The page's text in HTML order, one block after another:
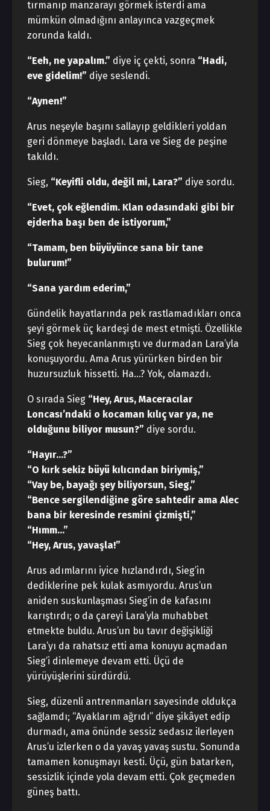
tırmanıp manzarayı görmek isterdi ama
mümkün olmadığını anlayınca vazgeçmek
zorunda kaldı.
“Eeh, ne yapalım.” diye iç çekti, sonra “Hadi,
eve gidelim!” diye seslendi.
“Aynen!”
Arus neşeyle başını sallayıp geldikleri yoldan
geri dönmeye başladı. Lara ve Sieg de peşine
takıldı.
Sieg, “Keyifli oldu, değil mi, Lara?” diye sordu.
“Evet, çok eğlendim. Klan odasındaki gibi bir
ejderha başı ben de istiyorum,”
“Tamam, ben büyüyünce sana bir tane
bulurum!”
“Sana yardım ederim,”
Gündelik hayatlarında pek rastlamadıkları onca
şeyi görmek üç kardeşi de mest etmişti. Özellikle
Sieg çok heyecanlanmıştı ve durmadan Lara’yla
konuşuyordu. Ama Arus yürürken birden bir
huzursuzluk hissetti. Ha…? Yok, olamazdı.
O sırada Sieg “Hey, Arus, Maceracılar
Loncası’ndaki o kocaman kılıç var ya, ne
olduğunu biliyor musun?” diye sordu.
“Hayır…?”
“O kırk sekiz büyü kılıcından biriymiş,”
“Vay be, bayağı şey biliyorsun, Sieg,”
“Bence sergilendiğine göre sahtedir ama Alec
bana bir keresinde resmini çizmişti,”
“Hımm…”
“Hey, Arus, yavaşla!”
Arus adımlarını iyice hızlandırdı, Sieg’in
dediklerine pek kulak asmıyordu. Arus’un
aniden suskunlaşması Sieg’in de kafasını
karıştırdı; o da çareyi Lara’yla muhabbet
etmekte buldu. Arus’un bu tavır değişikliği
Lara’yı da rahatsız etti ama konuyu açmadan
Sieg’i dinlemeye devam etti. Üçü de
yürüyüşlerini sürdürdü.
Sieg, düzenli antrenmanları sayesinde oldukça
sağlamdı; “Ayaklarım ağrıdı” diye şikâyet edip
durmadı, ama önünde sessiz sedasız ilerleyen
Arus’u izlerken o da yavaş yavaş sustu. Sonunda
tamamen konuşmayı kesti. Üçü, gün batarken,
sessizlik içinde yola devam etti. Çok geçmeden
güneş battı.